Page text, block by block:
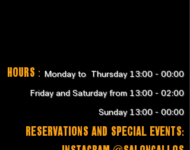
Hours : Monday to Thursday 13:00 - 00:00
Friday and Saturday from 13:00 - 02:00
Sunday 13:00 - 00:00
RESERVATIONS and SPECIAL EVENTS: